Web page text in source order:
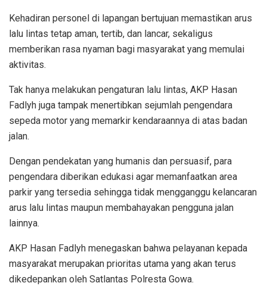
Kehadiran personel di lapangan bertujuan memastikan arus
lalu lintas tetap aman, tertib, dan lancar, sekaligus
memberikan rasa nyaman bagi masyarakat yang memulai
aktivitas.
Tak hanya melakukan pengaturan lalu lintas, AKP Hasan
Fadlyh juga tampak menertibkan sejumlah pengendara
sepeda motor yang memarkir kendaraannya di atas badan
jalan.
Dengan pendekatan yang humanis dan persuasif, para
pengendara diberikan edukasi agar memanfaatkan area
parkir yang tersedia sehingga tidak mengganggu kelancaran
arus lalu lintas maupun membahayakan pengguna jalan
lainnya.
AKP Hasan Fadlyh menegaskan bahwa pelayanan kepada
masyarakat merupakan prioritas utama yang akan terus
dikedepankan oleh Satlantas Polresta Gowa.